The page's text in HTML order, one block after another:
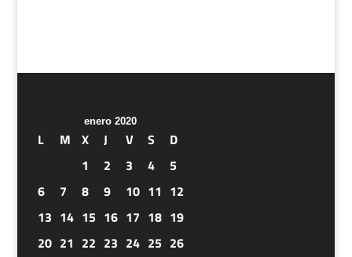
enero 2020
L M X J V S
D
1
2 3 4
5
6
7 8 9 10 11 12
13 14 15 16 17 18 19
20 21 22 23 24 25 26